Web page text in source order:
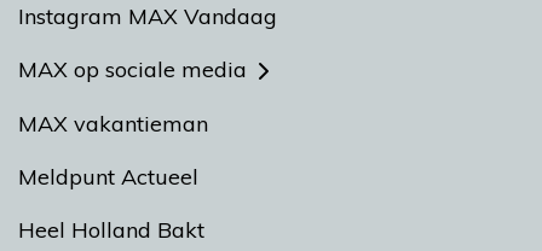
Instagram MAX Vandaag
MAX op sociale media
MAX vakantieman
Meldpunt Actueel
Heel Holland Bakt